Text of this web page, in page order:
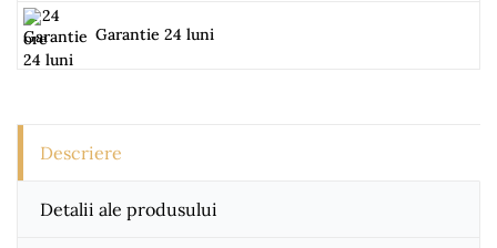
Garantie 24 luni
Descriere
Detalii ale produsului